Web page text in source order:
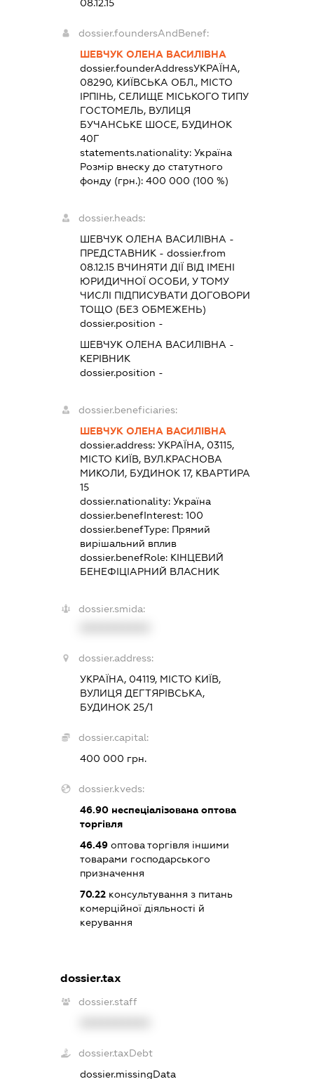
08.12.15
dossier.foundersAndBenef:
ШЕВЧУК ОЛЕНА ВАСИЛІВНА
dossier.founderAddressУКРАЇНА,
08290, КИЇВСЬКА ОБЛ., МІСТО
ІРПІНЬ, СЕЛИЩЕ МІСЬКОГО ТИПУ
ГОСТОМЕЛЬ, ВУЛИЦЯ
БУЧАНСЬКЕ ШОСЕ, БУДИНОК
40Г
statements.nationality:Україна
Розмір внеску до статутного
фонду (грн.):400 000 (100 %)
dossier.heads:
ШЕВЧУК ОЛЕНА ВАСИЛІВНА -
ПРЕДСТАВНИК - dossier.from
08.12.15 ВЧИНЯТИ ДІЇ ВІД ІМЕНІ
ЮРИДИЧНОЇ ОСОБИ, У ТОМУ
ЧИСЛІ ПІДПИСУВАТИ ДОГОВОРИ
ТОЩО (БЕЗ ОБМЕЖЕНЬ)
dossier.position -
ШЕВЧУК ОЛЕНА ВАСИЛІВНА -
КЕРІВНИК
dossier.position -
dossier.beneficiaries:
ШЕВЧУК ОЛЕНА ВАСИЛІВНА
dossier.address:УКРАЇНА, 03115,
МІСТО КИЇВ, ВУЛ.КРАСНОВА
МИКОЛИ, БУДИНОК 17, КВАРТИРА
15
dossier.nationality:Україна
dossier.benefInterest:100
dossier.benefType: Прямий
вирішальний вплив
dossier.benefRole: КІНЦЕВИЙ
БЕНЕФІЦІАРНИЙ ВЛАСНИК
dossier.smida:
dossier.address:
УКРАЇНА, 04119, МІСТО КИЇВ,
ВУЛИЦЯ ДЕГТЯРІВСЬКА,
БУДИНОК 25/1
dossier.capital:
400 000 грн.
dossier.kveds:
46.90 неспеціалізована оптова
торгівля
46.49 оптова торгівля іншими
товарами господарського
призначення
70.22 консультування з питань
комерційної діяльності й
керування
dossier.tax
dossier.staff
dossier.taxDebt
dossier.missingData